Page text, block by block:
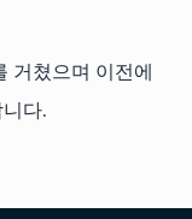
거쳤으며 이전에
다.